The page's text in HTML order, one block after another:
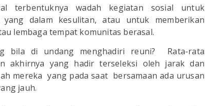
terbentuknya wadah kegiatan sosial untuk
yang dalam kesulitan, atau untuk memberikan
lembaga tempat komunitas berasal.
bila di undang menghadiri reuni? Rata-rata
akhirnya yang hadir terseleksi oleh jarak dan
mereka yang pada saat bersamaan ada urusan
jauh.